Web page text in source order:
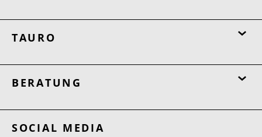
TAURO
BERATUNG
SOCIAL MEDIA